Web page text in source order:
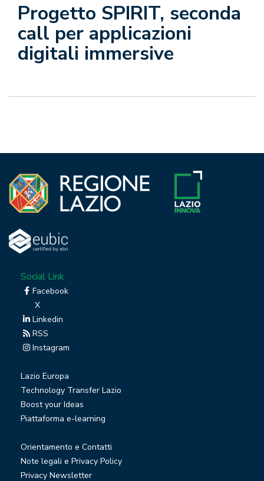
Progetto SPIRIT, seconda
call per applicazioni
digitali immersive
Social Link
Facebook
X
Linkedin
RSS
Instagram
Lazio Europa
Technology Transfer Lazio
Boost your Ideas
Piattaforma e-learning
Orientamento e Contatti
Note legali e Privacy Policy
Privacy Newsletter